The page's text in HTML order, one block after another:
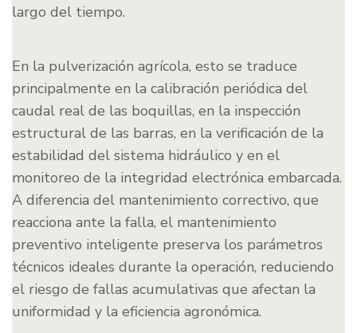
largo del tiempo.
En la pulverización agrícola, esto se traduce
principalmente en la calibración periódica del
caudal real de las boquillas, en la inspección
estructural de las barras, en la verificación de la
estabilidad del sistema hidráulico y en el
monitoreo de la integridad electrónica embarcada.
A diferencia del mantenimiento correctivo, que
reacciona ante la falla, el mantenimiento
preventivo inteligente preserva los parámetros
técnicos ideales durante la operación, reduciendo
el riesgo de fallas acumulativas que afectan la
uniformidad y la eficiencia agronómica.